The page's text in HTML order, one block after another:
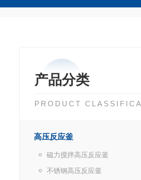
产品分类
PRODUCT
高压反应釜
磁力搅拌高压反应釜
不锈钢高压反应釜